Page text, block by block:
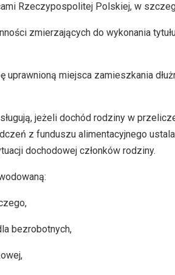
Rzeczypospolitej Polskiej, w
zmierzających do wykonania
miejsca zamieszkania
jeżeli dochód rodziny w
z funduszu alimentacyjnego
dochodowej członków rodziny.
bezrobotnych,